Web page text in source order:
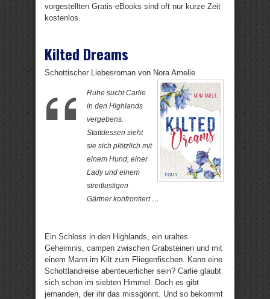
vorgestellten Gratis-eBooks sind oft nur kurze Zeit
kostenlos.
Kilted Dreams
Schottischer Liebesroman von Nora Amelie
Ruhe sucht Carlie
in den Highlands
vergebens.
Stattdessen sieht
sie sich plötzlich mit
einem Hund, einer
Lady und einem
streitlustigen
Gärtner konfrontiert …
Ein Schloss in den Highlands, ein uraltes
Geheimnis, campen zwischen Grabsteinen und mit
einem Mann im Kilt zum Fliegenfischen. Kann eine
Schottlandreise abenteuerlicher sein? Carlie glaubt
sich schon im siebten Himmel. Doch es gibt
jemanden, der ihr das missgönnt. Und so bekommt